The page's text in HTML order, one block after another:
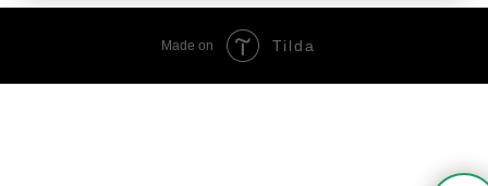
Made on Tilda